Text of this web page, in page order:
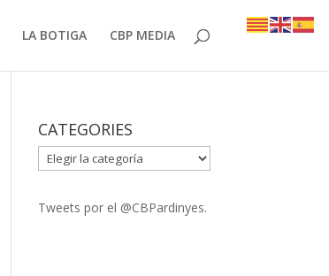
LA BOTIGA CBP MEDIA
CATEGORIES
CATEGORIES
Tweets por el @CBPardinyes.